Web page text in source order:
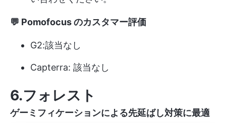
💬 Pomofocus のカスタマー評価
G2:該当なし
Capterra: 該当なし
6.フォレスト
ゲーミフィケーションによる先延ばし対策に最適